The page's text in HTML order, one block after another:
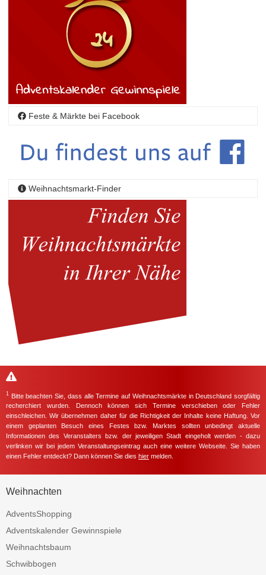
Feste & Märkte bei Facebook
Weihnachtsmarkt-Finder
1
Bitte beachten Sie, dass alle Termine auf Weihnachtsmärkte in Deutschland sorgfältig
recherchiert wurden. Dennoch können sich Termine verschieben oder Fehler
einschleichen. Wir übernehmen daher für die Richtigkeit der Inhalte keine Haftung. Vor
einem geplanten Besuch eines Festes bzw. Marktes sollten unbedingt aktuelle
Informationen des Veranstalters bzw. der jeweiligen Stadt eingeholt werden - dazu
verlinken wir bei jedem Veranstaltungseintrag auch eine weitere Webseite. Sie haben
einen Fehler entdeckt? Dann können Sie dies hier melden.
Weihnachten
AdventsShopping
Adventskalender Gewinnspiele
Weihnachtsbaum
Schwibbogen